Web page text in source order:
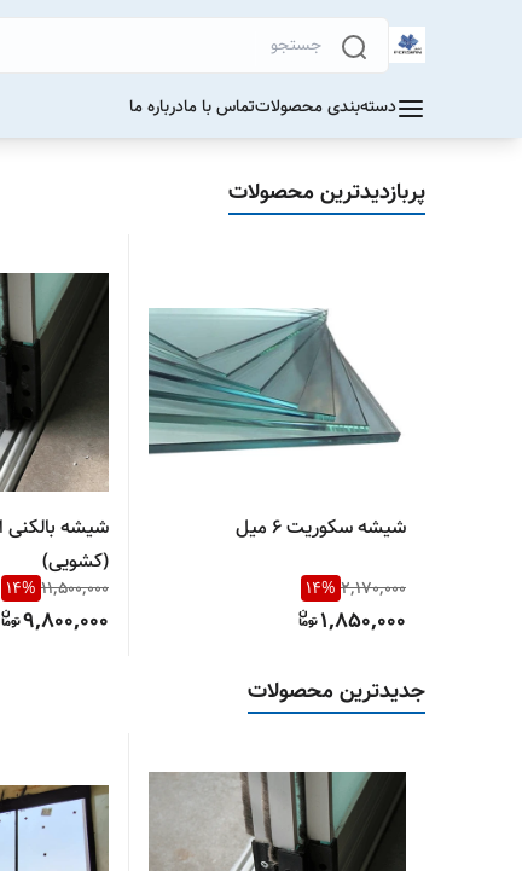
دسته‌بندی محصولاتتماس با مادرباره ما
پربازدیدترین محصولات
شیشه سکوریت ۶ میل
2,170,000
14%
1,850,000
شیشه بالکنی
(کشویی)
11,500,000
14%
9,800,000
جدیدترین محصولات